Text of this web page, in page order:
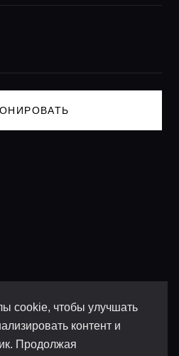
cookie, чтобы улучшать
контент и
Продолжая